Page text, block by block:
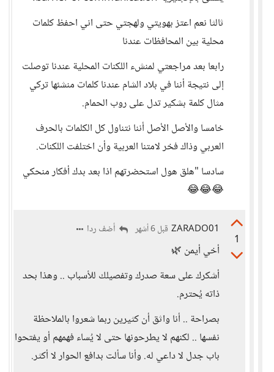
ثالثا نعم اعتز بهويتي ولهجتي حتى اني احفظ كلمات
محلية بين المحافظات عندنا
رابعا بعد مراجعتي لمنشء اللكنات المحلية عندنا توصلت
إلى نتيجة أننا في بلاد الشام عندنا كلمات منشئها تركي
مثال كلمة بشكير تدل على روب الحمام.
خامسا والأصل الأصل أننا نتناول كل الكلمات بالحرف
العربي وذاك فخر لامتنا العربية وأن اختلفت اللكنات.
سادسا "هلق هول استحضرتهم اذا بعد بدك أفكار منحكي
😂😂😂
1
ZARADO01 قبل 6 أشهر أضف ردا
أخي أيمن 🌿
أشكرك على سعة صدرك وتفصيلك للأسباب .. وهذا بحد
ذاته يُحترم.
بصراحة .. أنا واثق أن كثيرين ربما شعروا بالملاحظة
نفسها .. لكنهم لا يطرحونها حتى لا يُساء فهمهم أو يفتحوا
باب جدل لا داعي له. وأنا سألت بدافع الحوار لا أكثر.